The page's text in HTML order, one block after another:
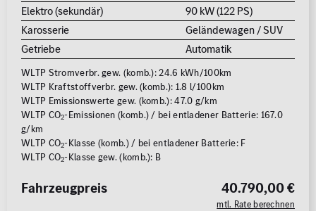
Elektro (sekundär)
90 kW (122 PS)
Karosserie
Geländewagen / SUV
Getriebe
Automatik
WLTP Stromverbr. gew. (komb.): 24.6 kWh/100km
WLTP Kraftstoffverbr. gew. (komb.): 1.8 l/100km
WLTP Emissionswerte gew. (komb.): 47.0 g/km
WLTP CO2-Emissionen (komb.) / bei entladener Batterie: 167.0
g/km
WLTP CO2-Klasse (komb.) / bei entladener Batterie: F
WLTP CO2-Klasse gew. (komb.): B
40.790,00 €
mtl. Rate berechnen
Fahrzeugpreis